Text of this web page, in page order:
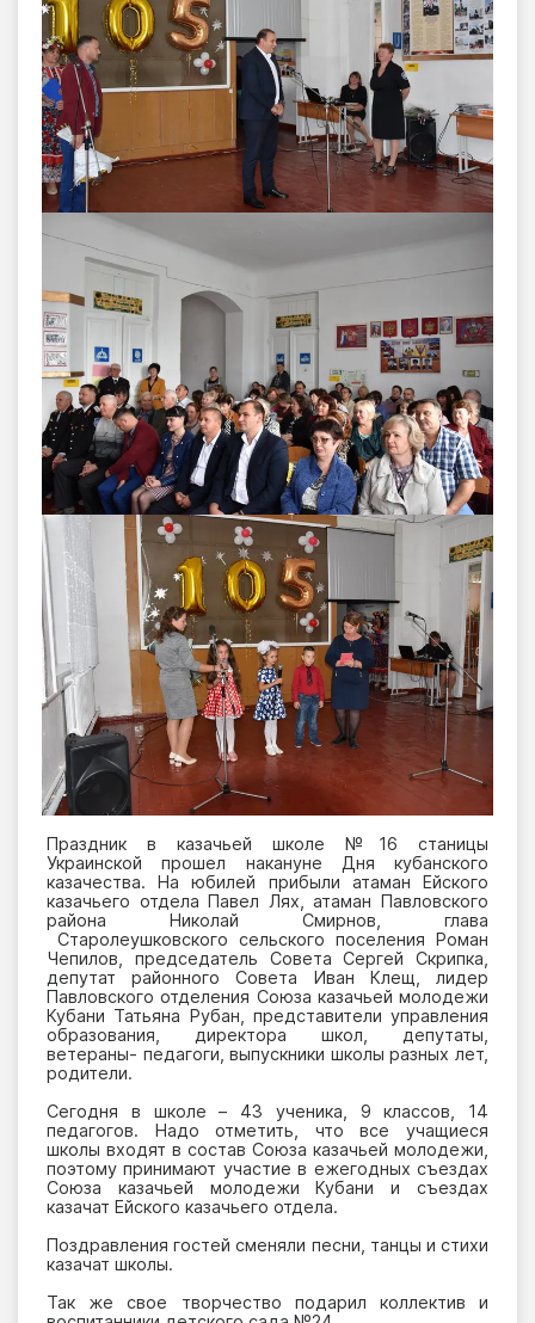
Праздник в казачьей школе №16 станицы
Украинской прошел накануне Дня кубанского
казачества. На юбилей прибыли атаман Ейского
казачьего отдела Павел Лях, атаман Павловского
района Николай Смирнов, глава
Старолеушковского сельского поселения Роман
Чепилов, председатель Совета Сергей Скрипка,
депутат районного Совета Иван Клещ, лидер
Павловского отделения Союза казачьей молодежи
Кубани Татьяна Рубан, представители управления
образования, директора школ, депутаты,
ветераны- педагоги, выпускники школы разных лет,
родители.
Сегодня в школе – 43 ученика, 9 классов, 14
педагогов. Надо отметить, что все учащиеся
школы входят в состав Союза казачьей молодежи,
поэтому принимают участие в ежегодных съездах
Союза казачьей молодежи Кубани и съездах
казачат Ейского казачьего отдела.
Поздравления гостей сменяли песни, танцы и стихи
казачат школы.
Так же свое творчество подарил коллектив и